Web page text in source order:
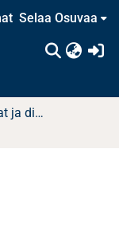
Selaa Osuvaa
Pro gradu -tutkielmat ja diplomityöt